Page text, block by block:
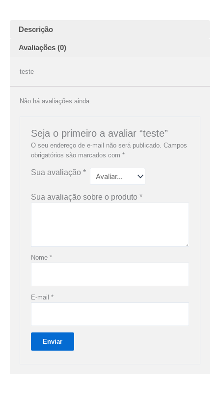
Descrição
Avaliações (0)
teste
Não há avaliações ainda.
Seja o primeiro a avaliar “teste”
O seu endereço de e-mail não será publicado. Campos
obrigatórios são marcados com *
Sua avaliação *
Sua avaliação sobre o produto *
Nome *
E-mail *